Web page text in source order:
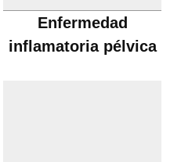
Enfermedad
inflamatoria pélvica